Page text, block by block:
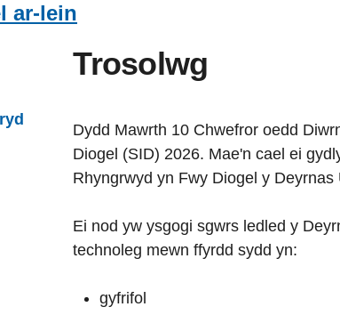
ar-lein
Trosolwg
Dydd Mawrth 10 Chwefror oedd
Diogel (SID) 2026. Mae'n cael ei
Rhyngrwyd yn Fwy Diogel y Deyrnas
Ei nod yw ysgogi sgwrs ledled y
technoleg mewn ffyrdd sydd yn:
gyfrifol